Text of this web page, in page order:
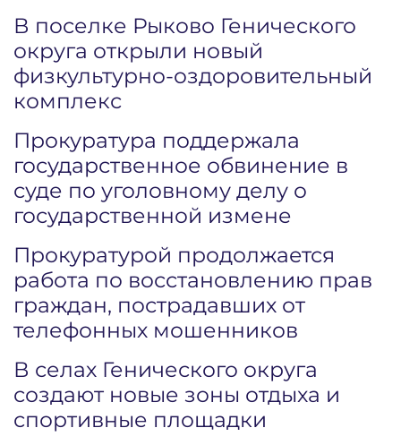
В поселке Рыково Генического
округа открыли новый
физкультурно-оздоровительный
комплекс
Прокуратура поддержала
государственное обвинение в
суде по уголовному делу о
государственной измене
Прокуратурой продолжается
работа по восстановлению прав
граждан, пострадавших от
телефонных мошенников
В селах Генического округа
создают новые зоны отдыха и
спортивные площадки